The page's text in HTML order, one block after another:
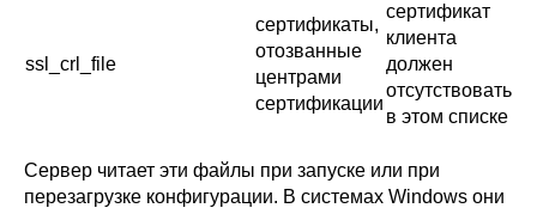
ssl_crl_file
сертификаты,
отозванные
центрами
сертификации
сертификат
клиента
должен
отсутствовать
в этом списке
Сервер читает эти файлы при запуске или при
перезагрузке конфигурации. В системах Windows они